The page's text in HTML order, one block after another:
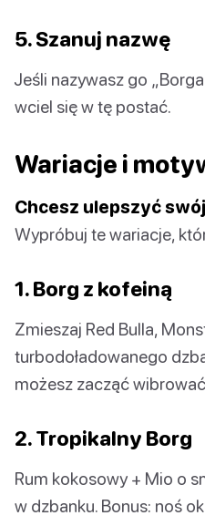
5. Szanuj nazwę
Jeśli nazywasz go
wciel się w tę postać.
Wariacje i
Chcesz ulepszyć
Wypróbuj te wariacje,
1. Borg z kofeiną
Zmieszaj Red Bulla,
turbodoładowanego
możesz zacząć
2. Tropikalny Borg
Rum kokosowy + Mio o
w dzbanku. Bonus: noś